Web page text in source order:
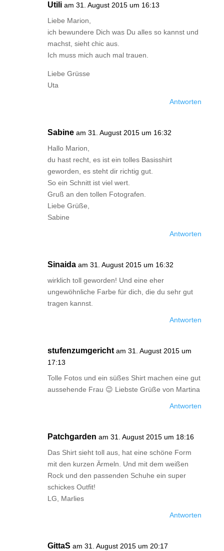
Utili am 31. August 2015 um 16:13
Liebe Marion,
ich bewundere Dich was Du alles so kannst und
machst, sieht chic aus.
Ich muss mich auch mal trauen.
Liebe Grüsse
Uta
Antworten
Sabine am 31. August 2015 um 16:32
Hallo Marion,
du hast recht, es ist ein tolles Basisshirt
geworden, es steht dir richtig gut.
So ein Schnitt ist viel wert.
Gruß an den tollen Fotografen.
Liebe Grüße,
Sabine
Antworten
Sinaida am 31. August 2015 um 16:32
wirklich toll geworden! Und eine eher
ungewöhnliche Farbe für dich, die du sehr gut
tragen kannst.
Antworten
stufenzumgericht am 31. August 2015 um
17:13
Tolle Fotos und ein süßes Shirt machen eine gut
aussehende Frau 😉 Liebste Grüße von Martina
Antworten
Patchgarden am 31. August 2015 um 18:16
Das Shirt sieht toll aus, hat eine schöne Form
mit den kurzen Ärmeln. Und mit dem weißen
Rock und den passenden Schuhe ein super
schickes Outfit!
LG, Marlies
Antworten
GittaS am 31. August 2015 um 20:17